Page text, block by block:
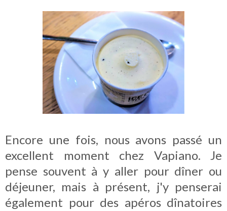
Encore une fois, nous avons passé un
excellent moment chez Vapiano. Je
pense souvent à y aller pour dîner ou
déjeuner, mais à présent, j'y penserai
également pour des apéros dînatoires